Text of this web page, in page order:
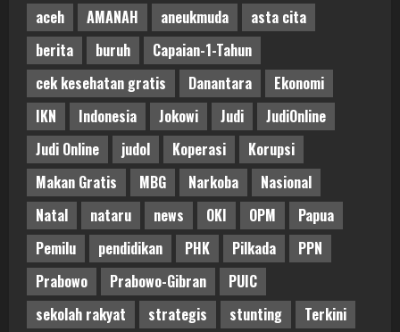
aceh AMANAH aneukmuda
asta cita
berita
buruh
Capaian-1-Tahun
cek kesehatan gratis
Danantara
Ekonomi
IKN
Indonesia Jokowi Judi
JudiOnline
Judi Online
judol Koperasi
Korupsi
Makan Gratis
MBG Narkoba
Nasional
Natal
nataru news OKI OPM
Papua
Pemilu
pendidikan PHK Pilkada
PPN
Prabowo
Prabowo-Gibran
PUIC
sekolah rakyat
strategis stunting Terkini